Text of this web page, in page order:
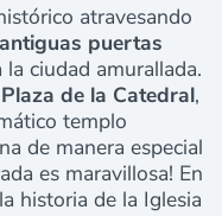
atravesando
puertas
ciudad amurallada.
de la Catedral,
templo
de manera especial
es maravillosa! En
historia de la Iglesia